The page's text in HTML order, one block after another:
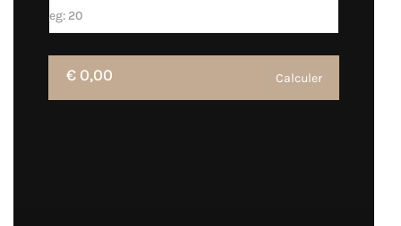
Calculer
€ 0,00